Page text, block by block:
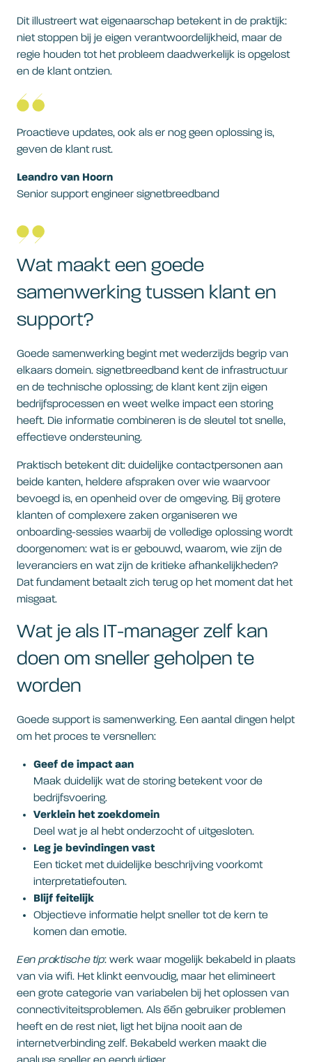
Dit illustreert wat eigenaarschap betekent in de praktijk:
niet stoppen bij je eigen verantwoordelijkheid, maar de
regie houden tot het probleem daadwerkelijk is opgelost
en de klant ontzien.
Proactieve updates, ook als er nog geen oplossing is,
geven de klant rust.
Leandro van Hoorn
Senior support engineer signetbreedband
Wat maakt een goede
samenwerking tussen klant en
support?
Goede samenwerking begint met wederzijds begrip van
elkaars domein. signetbreedband kent de infrastructuur
en de technische oplossing; de klant kent zijn eigen
bedrijfsprocessen en weet welke impact een storing
heeft. Die informatie combineren is de sleutel tot snelle,
effectieve ondersteuning.
Praktisch betekent dit: duidelijke contactpersonen aan
beide kanten, heldere afspraken over wie waarvoor
bevoegd is, en openheid over de omgeving. Bij grotere
klanten of complexere zaken organiseren we
onboarding-sessies waarbij de volledige oplossing wordt
doorgenomen: wat is er gebouwd, waarom, wie zijn de
leveranciers en wat zijn de kritieke afhankelijkheden?
Dat fundament betaalt zich terug op het moment dat het
misgaat.
Wat je als IT-manager zelf kan
doen om sneller geholpen te
worden
Goede support is samenwerking. Een aantal dingen helpt
om het proces te versnellen:
Geef de impact aan
Maak duidelijk wat de storing betekent voor de
bedrijfsvoering.
Verklein het zoekdomein
Deel wat je al hebt onderzocht of uitgesloten.
Leg je bevindingen vast
Een ticket met duidelijke beschrijving voorkomt
interpretatiefouten.
Blijf feitelijk
Objectieve informatie helpt sneller tot de kern te
komen dan emotie.
Een praktische tip: werk waar mogelijk bekabeld in plaats
van via wifi. Het klinkt eenvoudig, maar het elimineert
een grote categorie van variabelen bij het oplossen van
connectiviteitsproblemen. Als één gebruiker problemen
heeft en de rest niet, ligt het bijna nooit aan de
internetverbinding zelf. Bekabeld werken maakt die